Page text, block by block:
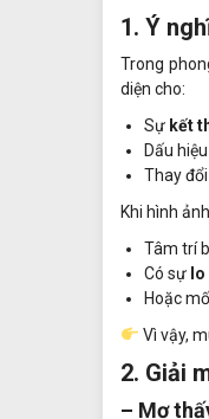
1. Ý
Trong
diện cho:
Sự kết
Dấu
Thay
Khi hình
Tâm trí
Có sự
Hoặc
Vì vậy,
2. Giải
– Mơ